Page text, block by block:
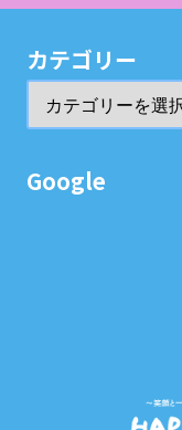
カテゴリー
Google